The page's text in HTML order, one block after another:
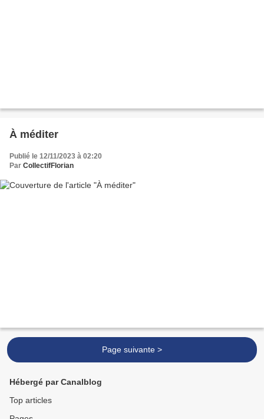
À méditer
Publié le 12/11/2023 à 02:20
Par CollectifFlorian
Page suivante >
Hébergé par Canalblog
Top articles